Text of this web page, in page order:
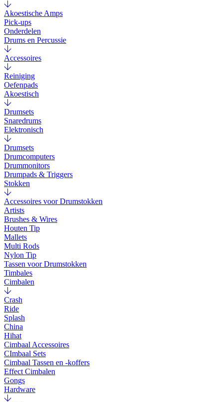
Akoestische Amps
Pick-ups
Onderdelen
Drums en Percussie
Accessoires
Reiniging
Oefenpads
Akoestisch
Drumsets
Snaredrums
Elektronisch
Drumsets
Drumcomputers
Drummonitors
Drumpads & Triggers
Stokken
Accessoires voor Drumstokken
Artists
Brushes & Wires
Houten Tip
Mallets
Multi Rods
Nylon Tip
Tassen voor Drumstokken
Timbales
Cimbalen
Crash
Ride
Splash
China
Hihat
Cimbaal Accessoires
CImbaal Sets
Cimbaal Tassen en -koffers
Effect Cimbalen
Gongs
Hardware